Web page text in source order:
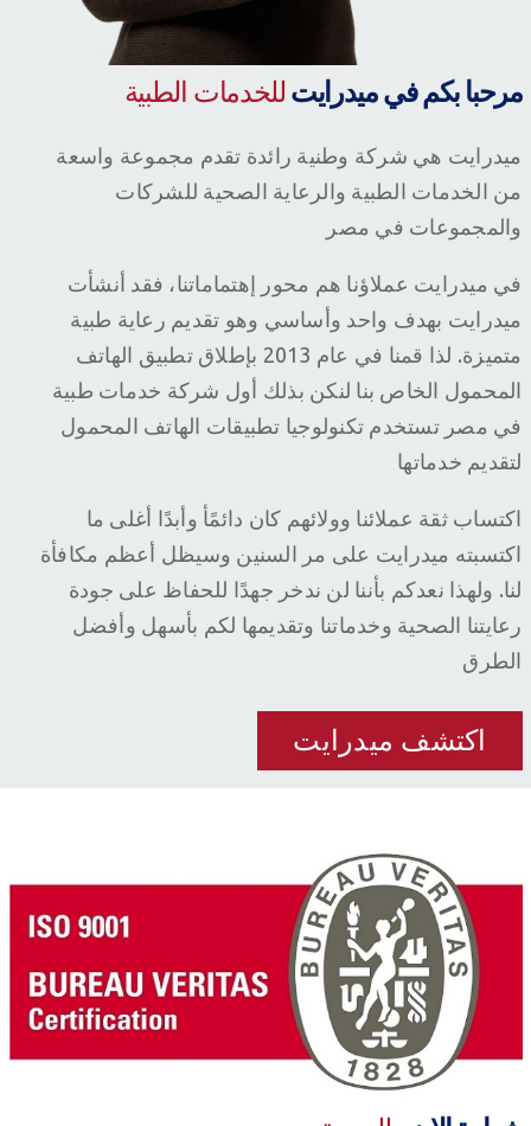
مرحبا بكم في ميدرايت للخدمات الطبية
ميدرايت هي شركة وطنية رائدة تقدم مجموعة واسعة
من الخدمات الطبية والرعاية الصحية للشركات
والمجموعات في مصر
في ميدرايت عملاؤنا هم محور إهتماماتنا، فقد أنشأت
ميدرايت بهدف واحد وأساسي وهو تقديم رعاية طبية
متميزة. لذا قمنا في عام 2013 بإطلاق تطبيق الهاتف
المحمول الخاص بنا لنكن بذلك أول شركة خدمات طبية
في مصر تستخدم تكنولوجيا تطبيقات الهاتف المحمول
لتقديم خدماتها
اكتساب ثقة عملائنا وولائهم كان دائمًأ وأبدًا أغلى ما
اكتسبته ميدرايت على مر السنين وسيظل أعظم مكافأة
لنا. ولهذا نعدكم بأننا لن ندخر جهدًا للحفاظ على جودة
رعايتنا الصحية وخدماتنا وتقديمها لكم بأسهل وأفضل
الطرق
اكتشف ميدرايت